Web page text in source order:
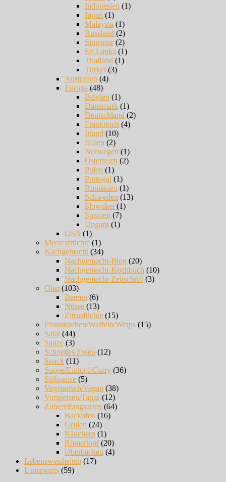
Indonesien (1)
Japan (1)
Malaysia (1)
Russland (2)
Singapur(2)
Sri Lanka (1)
Thailand (1)
Türkei (3)
Australien (4)
Europa (48)
Belgien (1)
Dänemark (1)
Deutschland (2)
Frankreich (4)
Irland (10)
Italien (2)
Norwegen (1)
Österreich (2)
Polen (1)
Portugal (1)
Rumänien (1)
Schweden (13)
Slowakei (1)
Spanien (7)
Ungarn (1)
USA (1)
Meeresfrüchte (1)
Nachgemacht (34)
Nachgemacht-Blog (20)
Nachgemacht-Kochbuch (10)
Nachgemacht-Zeitschrift (3)
Obst (103)
Beeren (6)
Nüsse (13)
Zitrusfüchte (15)
Pfannkuchen/Waffeln/Wraps (15)
Salat (44)
Sauce (3)
Schnelles Essen (12)
Snack (11)
Suppe/Eintopf/Curry (36)
Süßspeise (5)
Vegetarisch/Vegan (38)
Vorspeisen/Tapas (12)
Zubereitungsarten (64)
Backofen (16)
Grillen (24)
Räuchern (1)
Römertopf(20)
Überbacken (4)
Lebensweisheiten (17)
Unterwegs (59)